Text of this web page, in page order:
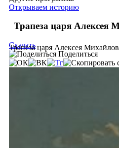
Открываем историю
Трапеза царя Алексея
Трапеза царя Алексея
Скачать
Поделиться